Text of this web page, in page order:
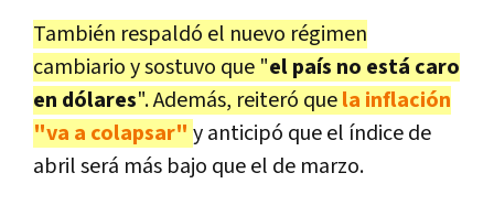
También respaldó el nuevo régimen
cambiario y sostuvo que "el país no está caro
en dólares". Además, reiteró quela inflación
"va a colapsar" y anticipó que el índice de
abril será más bajo que el de marzo.